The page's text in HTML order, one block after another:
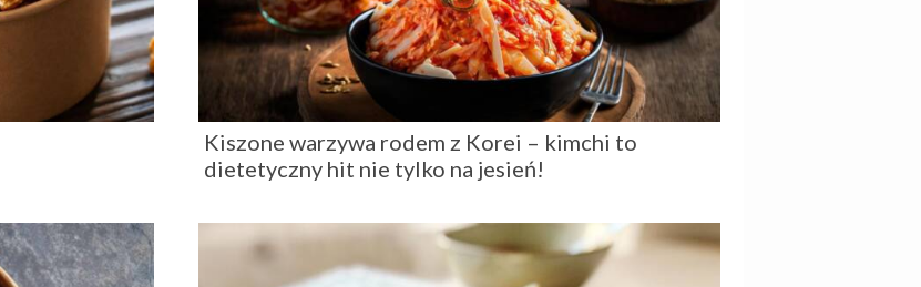
Kiszone warzywa rodem z Korei – kimchi to
dietetyczny hit nie tylko na jesień!